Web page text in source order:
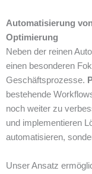
Automatisierung
Optimierung
Neben der reinen
einen besonderen
Geschäftsprozesse.
bestehende
noch weiter zu
und implementieren
automatisieren,
Unser Ansatz